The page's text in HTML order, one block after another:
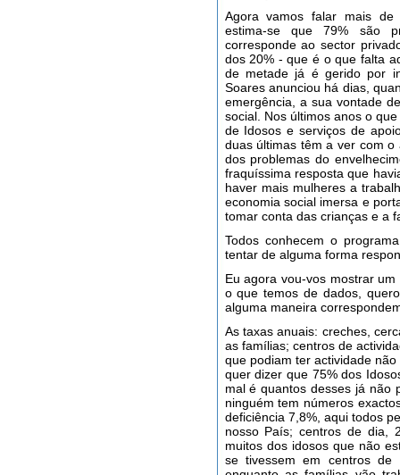
Agora vamos falar mais de
estima-se que 79% são
corresponde ao sector
dos 20% - que é o que falta
de metade já é gerido por
Soares anunciou há dias,
emergência, a sua vontade
social. Nos últimos anos o
de Idosos e serviços de
duas últimas têm a ver com
dos problemas do
fraquíssima resposta que
haver mais mulheres a
economia social imersa e
tomar conta das crianças e a
Todos conhecem o
tentar de alguma forma
Eu agora vou-vos mostrar
o que temos de dados,
alguma maneira
As taxas anuais: creches,
as famílias; centros de
que podiam ter actividade
quer dizer que 75% dos
mal é quantos desses já não
ninguém tem números
deficiência 7,8%, aqui todos
nosso País; centros de dia,
muitos dos idosos que não
se tivessem em centros